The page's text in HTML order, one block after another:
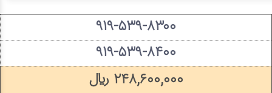
۹۱۹-۵۳۹-۸۳۰۰
۹۱۹-۵۳۹-۸۴۰۰
۲۴۸,۶۰۰,۰۰۰ ریال